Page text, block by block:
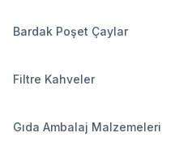
Bardak Poşet Çaylar
Filtre Kahveler
Gıda Ambalaj Malzemeleri